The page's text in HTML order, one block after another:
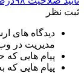
ثبت نظر
دیدگاه های
مدیریت در
پیام هایی که
پیام هایی که